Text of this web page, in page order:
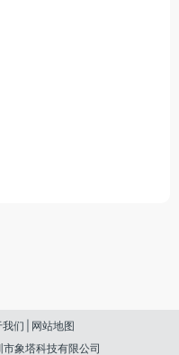
我们
网站地图
象塔科技有限公司